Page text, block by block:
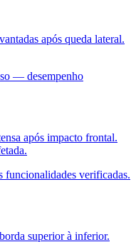
após queda lateral.
— desempenho
após impacto frontal.
funcionalidades verificadas.
superior à inferior.